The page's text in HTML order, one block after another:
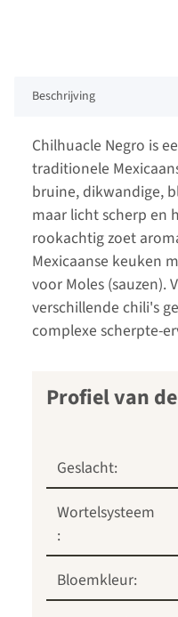
Beschrijving
Chilhuacle Negro is
traditionele
bruine, dikwandige,
maar licht scherp en
rookachtig zoet
Mexicaanse keuken
voor Moles (sauzen).
verschillende chili's
complexe scherpte-
Profiel van
Geslacht:
Wortelsysteem
:
Bloemkleur: